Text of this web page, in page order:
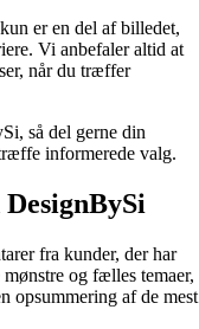
er en del af billedet,
Vi anbefaler altid at
når du træffer
så del gerne din
informerede valg.
fra kunder, der har
og fælles temaer,
opsummering af de mest